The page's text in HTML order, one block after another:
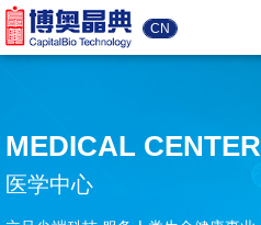
CN
MEDICAL CENTER
医学中心